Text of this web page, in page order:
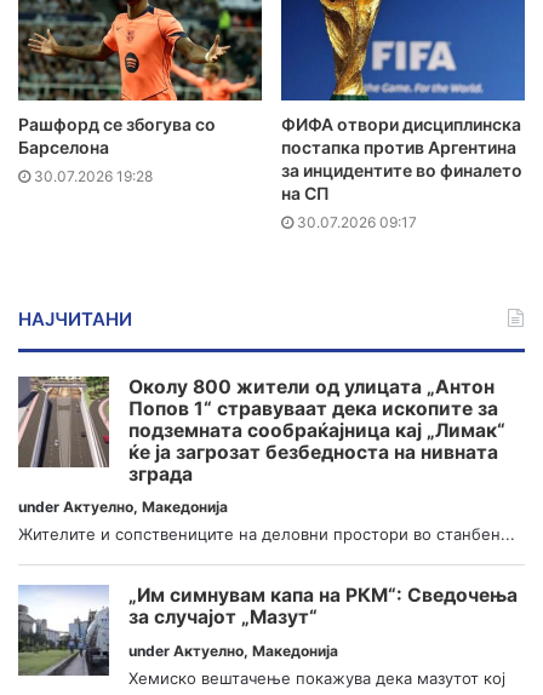
Рашфорд се збогува со
Барселона
30.07.2026 19:28
ФИФА отвори дисциплинска
постапка против Аргентина
за инцидентите во финалето
на СП
30.07.2026 09:17
НАЈЧИТАНИ
Околу 800 жители од улицата „Антон
Попов 1“ стравуваат дека ископите за
подземната сообраќајница кај „Лимак“
ќе ја загрозат безбедноста на нивната
зграда
under Актуелно, Македонија
Жителите и сопствениците на деловни простори во станбен...
„Им симнувам капа на РКМ“: Сведочења
за случајот „Мазут“
under Актуелно, Македонија
Хемиско вештачење покажува дека мазутот кој